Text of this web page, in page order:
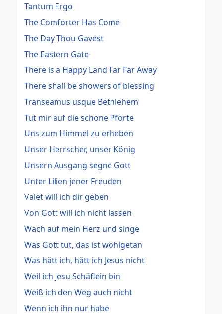
Tantum Ergo
The Comforter Has Come
The Day Thou Gavest
The Eastern Gate
There is a Happy Land Far Far Away
There shall be showers of blessing
Transeamus usque Bethlehem
Tut mir auf die schöne Pforte
Uns zum Himmel zu erheben
Unser Herrscher, unser König
Unsern Ausgang segne Gott
Unter Lilien jener Freuden
Valet will ich dir geben
Von Gott will ich nicht lassen
Wach auf mein Herz und singe
Was Gott tut, das ist wohlgetan
Was hätt ich, hätt ich Jesus nicht
Weil ich Jesu Schäflein bin
Weiß ich den Weg auch nicht
Wenn ich ihn nur habe